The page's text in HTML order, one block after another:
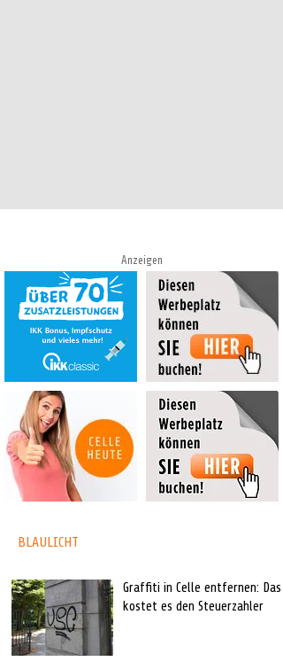
Anzeigen
BLAULICHT
Graffiti in Celle entfernen: Das
kostet es den Steuerzahler